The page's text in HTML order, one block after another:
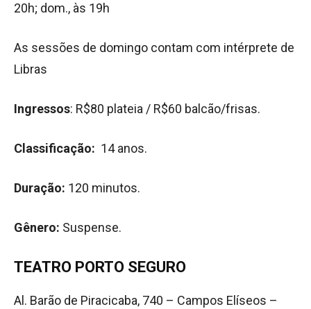
20h; dom., às 19h
As sessões de domingo contam com intérprete de
Libras
Ingressos: R$80 plateia / R$60 balcão/frisas.
Classificação: 14 anos.
Duração: 120 minutos.
Gênero: Suspense.
TEATRO PORTO SEGURO
Al. Barão de Piracicaba, 740 – Campos Elíseos –